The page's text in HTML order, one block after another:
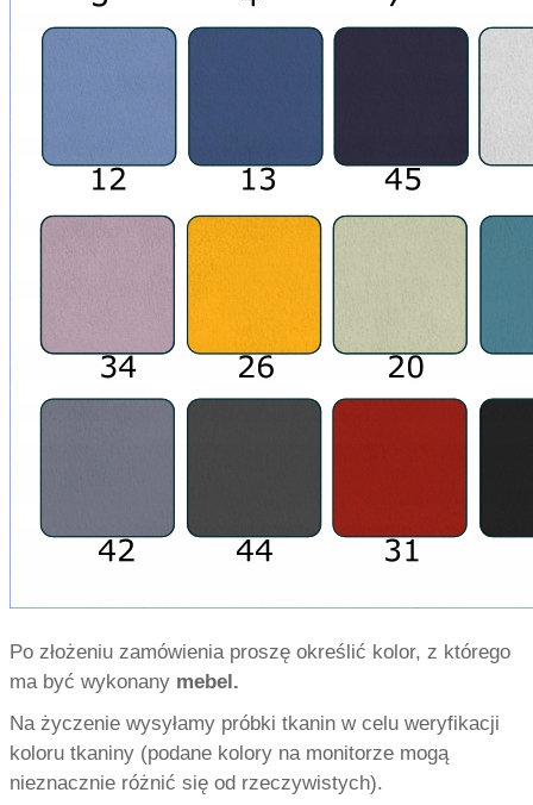
Po złożeniu zamówienia proszę określić kolor, z którego
ma być wykonany mebel.
Na życzenie wysyłamy próbki tkanin w celu weryfikacji
koloru tkaniny (podane kolory na monitorze mogą
nieznacznie różnić się od rzeczywistych).